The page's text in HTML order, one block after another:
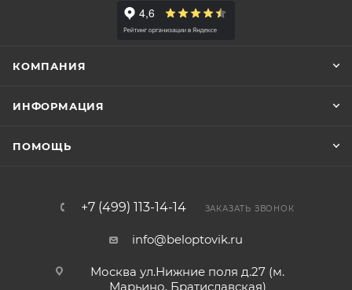
КОМПАНИЯ
ИНФОРМАЦИЯ
ПОМОЩЬ
+7 (499) 113-14-14 ЗАКАЗАТЬ ЗВОНОК
info@beloptovik.ru
Москва ул.Нижние поля д.27 (м.
Марьино, Братиславская)